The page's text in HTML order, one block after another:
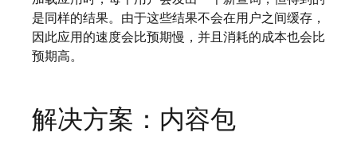
是同样的结果。由于这些结果不会在用户之间缓存，
因此应用的速度会比预期慢，并且消耗的成本也会比
预期高。
解决方案：内容包